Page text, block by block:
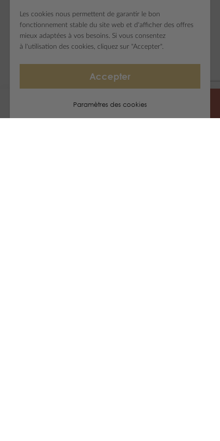
Les cookies nous permettent de garantir le bon
fonctionnement stable du site web et d'afficher des offres
mieux adaptées à vos besoins. Si vous consentez
à l'utilisation des cookies, cliquez sur "Accepter".
Accepter
Paramètres des cookies